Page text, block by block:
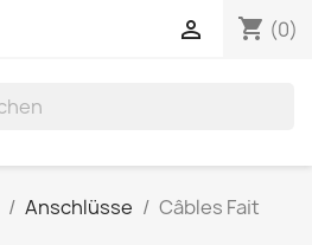
shopping_cart (0)

Anschlüsse
Câbles Fait